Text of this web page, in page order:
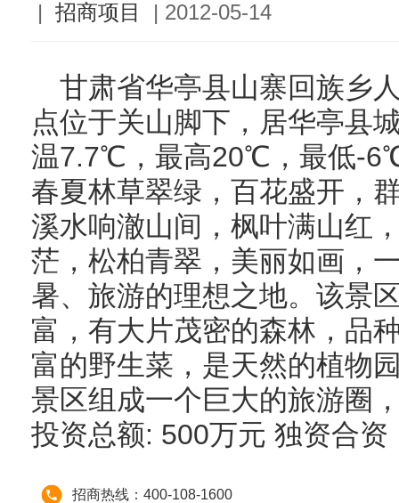
| 招商项目 | 2012-05-14
甘肃省华亭县山寨回族乡
点位于关山脚下，居华亭县
温7.7℃，最高20℃，最低-
春夏林草翠绿，百花盛开，
溪水响澈山间，枫叶满山红
茫，松柏青翠，美丽如画，
暑、旅游的理想之地。该景
富，有大片茂密的森林，品
富的野生菜，是天然的植物
景区组成一个巨大的旅游圈
投资总额: 500万元 独资合资
招商热线：400-108-1600